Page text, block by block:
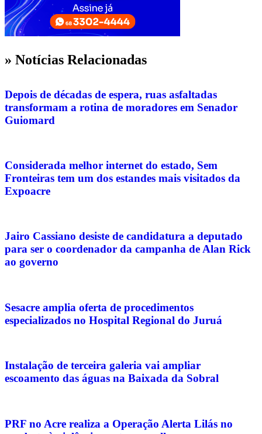
» Notícias Relacionadas
Depois de décadas de espera, ruas asfaltadas
transformam a rotina de moradores em Senador
Guiomard
Considerada melhor internet do estado, Sem
Fronteiras tem um dos estandes mais visitados da
Expoacre
Jairo Cassiano desiste de candidatura a deputado
para ser o coordenador da campanha de Alan Rick
ao governo
Sesacre amplia oferta de procedimentos
especializados no Hospital Regional do Juruá
Instalação de terceira galeria vai ampliar
escoamento das águas na Baixada da Sobral
PRF no Acre realiza a Operação Alerta Lilás no